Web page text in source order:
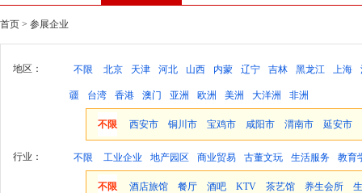
首页 > 参展企业
地区： 不限 北京 天津 河北 山西 内蒙 辽宁 吉林 黑龙江 上海
疆 台湾 香港 澳门 亚洲 欧洲 美洲 大洋洲 非洲
不限 西安市 铜川市 宝鸡市 咸阳市 渭南市 延安市
行业： 不限 工业企业 地产园区 商业贸易 古董文玩 生活服务 教育
不限 酒店旅馆 餐厅 酒吧 KTV 茶艺馆 养生会所